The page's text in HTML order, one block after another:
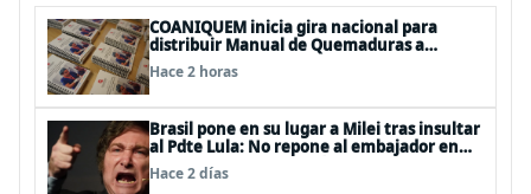
COANIQUEM inicia gira nacional para
distribuir Manual de Quemaduras a
profesionales de la salud
Hace 2 horas
Brasil pone en su lugar a Milei tras insultar
al Pdte Lula: No repone al embajador en
BBSS y rebaja la relación bilateral
Hace 2 días